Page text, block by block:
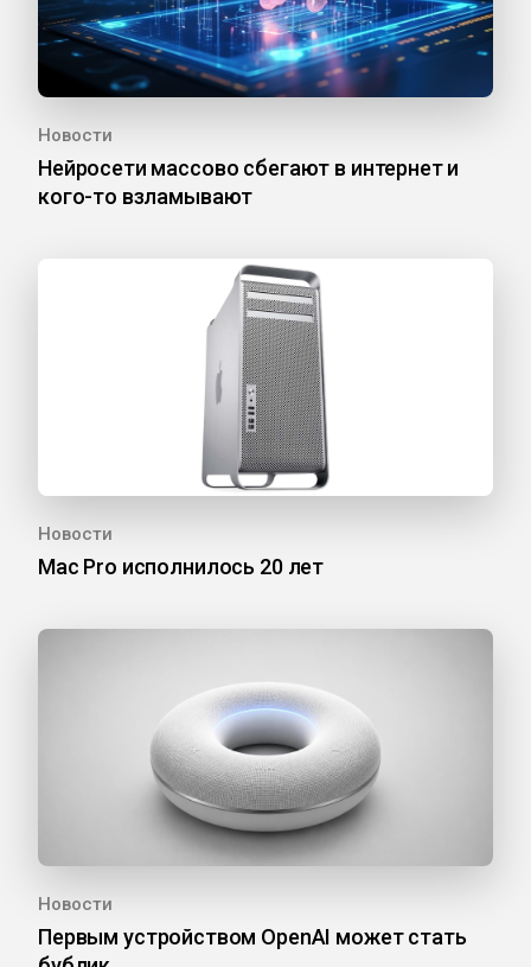
Новости
Нейросети массово сбегают в интернет и
кого-то взламывают
Новости
Mac Pro исполнилось 20 лет
Новости
Первым устройством OpenAI может стать